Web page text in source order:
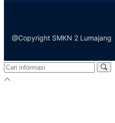
@Copyright SMKN 2 Lumajang